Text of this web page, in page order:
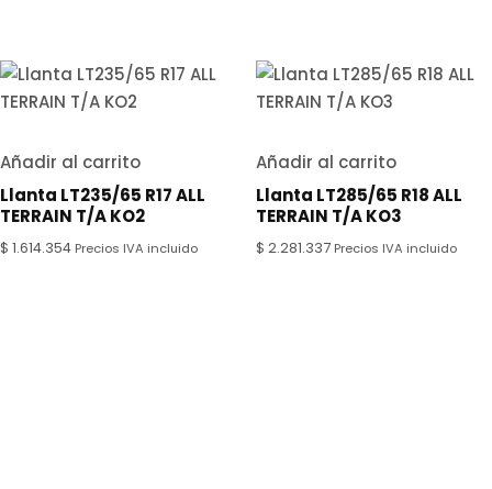
Añadir al carrito
Llanta LT235/65 R17 ALL
TERRAIN T/A KO2
$ 1.614.354 Precios IVA incluido
Añadir al carrito
Llanta LT285/65 R18 ALL
TERRAIN T/A KO3
$ 2.281.337 Precios IVA incluido